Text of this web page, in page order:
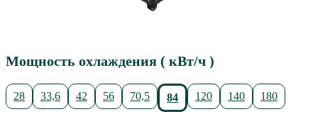
Мощность охлаждения ( кВт/ч )
28 33,6 42 56 70,5 84 120 140 180